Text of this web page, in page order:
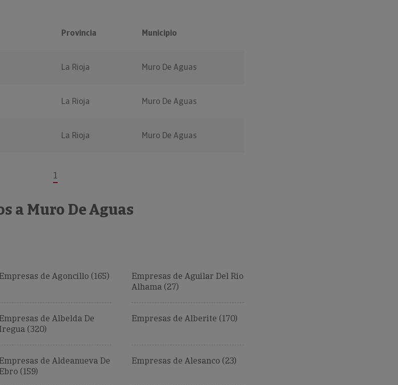
Provincia Municipio
La Rioja Muro De Aguas
La Rioja Muro De Aguas
La Rioja Muro De Aguas
1
a Muro De Aguas
Empresas de Agoncillo (165)
Empresas de Aguilar Del Rio
Alhama (27)
Empresas de Albelda De
Iregua (320)
Empresas de Alberite (170)
Empresas de Aldeanueva De
Ebro (159)
Empresas de Alesanco (23)